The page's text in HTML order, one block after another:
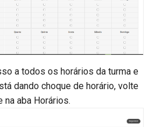
a todos os horários da turma e
dando choque de horário, volte
na aba Horários.